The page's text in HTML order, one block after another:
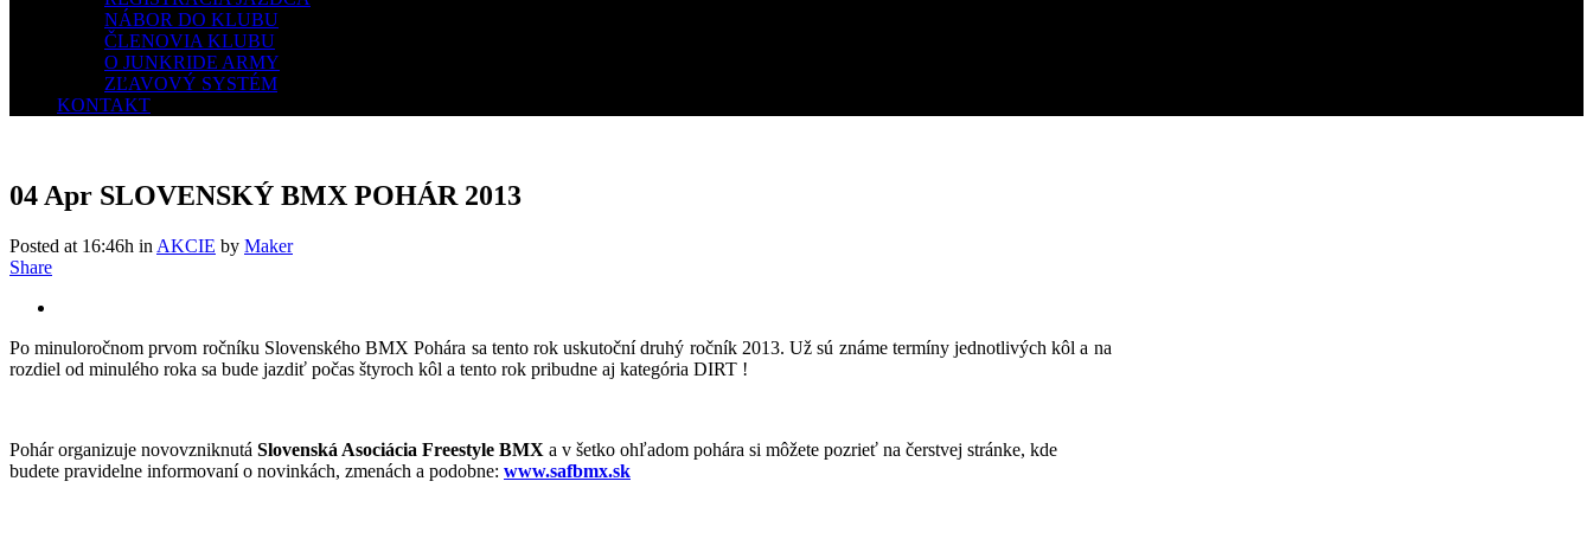
NÁBOR DO KLUBU
ČLENOVIA KLUBU
O JUNKRIDE ARMY
ZĽAVOVÝ SYSTÉM
KONTAKT
04 Apr SLOVENSKÝ BMX POHÁR 2013
Posted at 16:46h in AKCIE by Maker
Share
Po minuloročnom prvom ročníku Slovenského BMX Pohára sa tento rok uskutoční druhý ročník 2013. Už sú známe termíny jednotlivých kôl a na
rozdiel od minulého roka sa bude jazdiť počas štyroch kôl a tento rok pribudne aj kategória DIRT !
Pohár organizuje novovzniknutá Slovenská Asociácia Freestyle BMX a v šetko ohľadom pohára si môžete pozrieť na čerstvej stránke, kde
budete pravidelne informovaní o novinkách, zmenách a podobne: www.safbmx.sk